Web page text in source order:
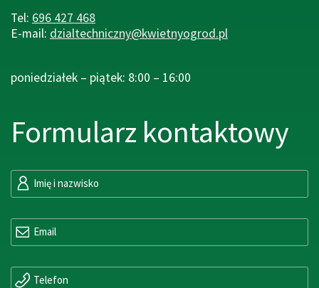
Tel: 696 427 468
E-mail: dzialtechniczny@kwietnyogrod.pl
poniedziałek – piątek: 8:00 – 16:00
Formularz kontaktowy
Imię i nazwisko
Email
Telefon